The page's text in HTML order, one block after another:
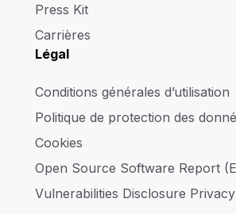
Press Kit
Carrières
Légal
Conditions générales d’utilisation
Politique de protection des
Cookies
Open Source Software Report
Vulnerabilities Disclosure